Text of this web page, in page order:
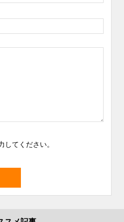
してください。